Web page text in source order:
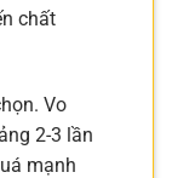
chất
Vo
2-3 lần
mạnh